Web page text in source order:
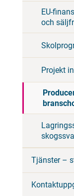
EU-
och
Projekt
Tjänster –